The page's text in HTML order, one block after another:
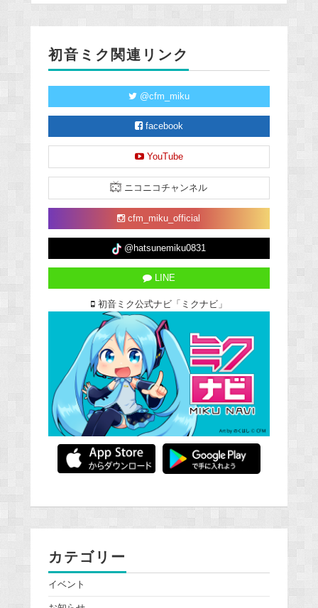
初音ミク関連リンク
@cfm_miku
facebook
YouTube
ニコニコチャンネル
cfm_miku_official
@hatsunemiku0831
LINE
初音ミク公式ナビ「ミクナビ」
カテゴリー
イベント